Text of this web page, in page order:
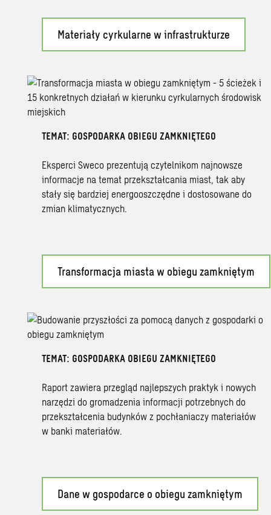
Materiały cyrkularne w infrastrukturze
TEMAT: GOSPODARKA OBIEGU ZAMKNIĘTEGO
Eksperci Sweco prezentują czytelnikom najnowsze
informacje na temat przekształcania miast, tak aby
stały się bardziej energooszczędne i dostosowane do
zmian klimatycznych.
Transformacja miasta w obiegu zamkniętym
TEMAT: GOSPODARKA OBIEGU ZAMKNIĘTEGO
Raport zawiera przegląd najlepszych praktyk i nowych
narzędzi do gromadzenia informacji potrzebnych do
przekształcenia budynków z pochłaniaczy materiałów
w banki materiałów.
Dane w gospodarce o obiegu zamkniętym